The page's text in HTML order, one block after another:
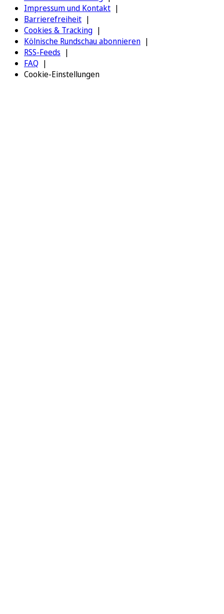
Impressum und Kontakt
Barrierefreiheit
Cookies & Tracking
Kölnische Rundschau abonnieren
RSS-Feeds
FAQ
Cookie-Einstellungen